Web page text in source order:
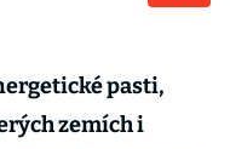
pasti,
zemích i